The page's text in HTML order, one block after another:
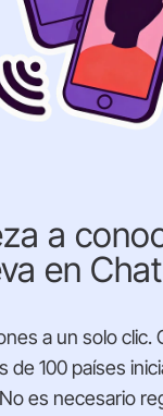
a
en
a un solo clic.
de 100 países
es necesario